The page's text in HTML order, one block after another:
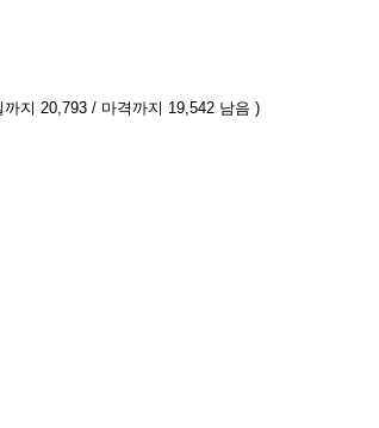
까지 20,793 / 마격까지 19,542 남음 )